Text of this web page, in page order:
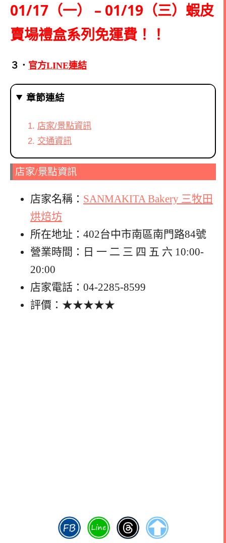
01/17（一） – 01/19（三）蝦皮
賣場禮盒系列免運費！！
３． 官方LINE連結
章節連結
店家/景點資訊
交通資訊
店家/景點資訊
店家名稱： SANMAKITA Bakery 三牧田
烘焙坊
所在地址：402台中市南區南門路84號
營業時間：日 一 二 三 四 五 六 10:00-
20:00
店家電話：04-2285-8599
評價：★★★★★